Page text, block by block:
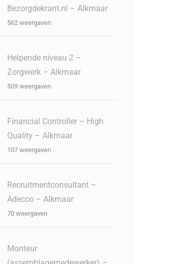
Bezorgdekrant.nl – Alkmaar
562 weergaven
Helpende niveau 2 –
Zorgwerk – Alkmaar
509 weergaven
Financial Controller – High
Quality – Alkmaar
107 weergaven
Recruitmentconsultant –
Adecco – Alkmaar
70 weergaven
Monteur